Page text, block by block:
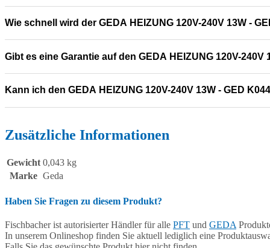
Wie schnell wird der GEDA HEIZUNG 120V-240V 13W -
Gibt es eine Garantie auf den GEDA HEIZUNG 120V-240V
Kann ich den GEDA HEIZUNG 120V-240V 13W - GED
Zusätzliche Informationen
Gewicht 0,043 kg
Marke Geda
Haben Sie Fragen zu diesem Produkt?
Fischbacher ist autorisierter Händler für alle PFT und GEDA
In unserem Onlineshop finden Sie aktuell lediglich eine